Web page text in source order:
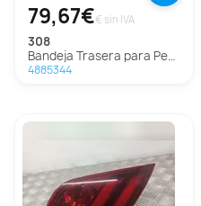
79,67€€ sin IVA
308
Bandeja Trasera para Peugeot 308
4885344